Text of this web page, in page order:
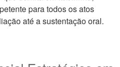
para todos os atos
até a sustentação oral.